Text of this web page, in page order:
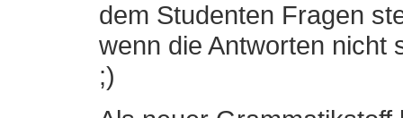
dem Studenten Fragen
wenn die Antworten nicht
;)